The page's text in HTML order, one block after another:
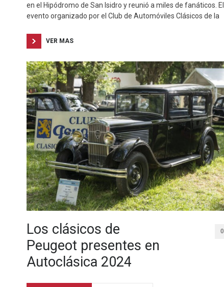
en el Hipódromo de San Isidro y reunió a miles de fanáticos. El
evento organizado por el Club de Automóviles Clásicos de la
VER MAS
Los clásicos de
Peugeot presentes en
Autoclásica 2024
0